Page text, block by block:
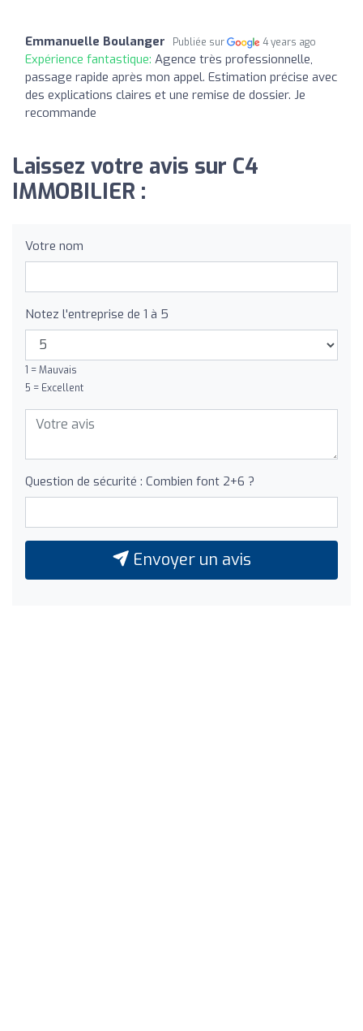
Emmanuelle Boulanger Publiée sur 4 years ago
Expérience fantastique: Agence très professionnelle,
passage rapide après mon appel. Estimation précise avec
des explications claires et une remise de dossier. Je
recommande
Laissez votre avis sur C4
IMMOBILIER :
Votre nom
Notez l'entreprise de 1 à 5
1 = Mauvais
5 = Excellent
Question de sécurité : Combien font 2+6 ?
Envoyer un avis